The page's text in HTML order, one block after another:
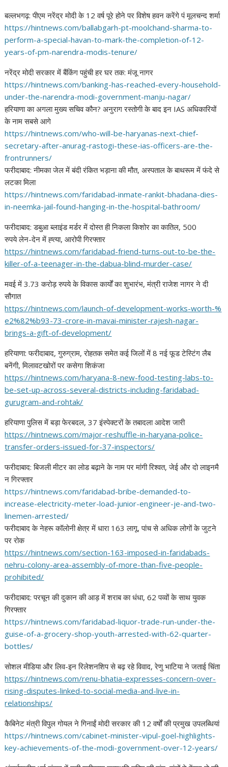
बल्लभगढ़: पीएम नरेंद्र मोदी के 12 वर्ष पूरे होने पर विशेष हवन करेंगे पं मूलचन्द शर्मा
https://hintnews.com/ballabgarh-pt-moolchand-sharma-to-
perform-a-special-havan-to-mark-the-completion-of-12-
years-of-pm-narendra-modis-tenure/
नरेंद्र मोदी सरकार में बैंकिंग पहुंची हर घर तक: मंजू नागर
https://hintnews.com/banking-has-reached-every-household-
under-the-narendra-modi-government-manju-nagar/
हरियाणा का अगला मुख्य सचिव कौन? अनुराग रस्तोगी के बाद इन IAS अधिकारियों
के नाम सबसे आगे
https://hintnews.com/who-will-be-haryanas-next-chief-
secretary-after-anurag-rastogi-these-ias-officers-are-the-
frontrunners/
फरीदाबाद: नीमका जेल में बंदी रंकित भड़ाना की मौत, अस्पताल के बाथरूम में फंदे से
लटका मिला
https://hintnews.com/faridabad-inmate-rankit-bhadana-dies-
in-neemka-jail-found-hanging-in-the-hospital-bathroom/
फरीदाबाद: डबुआ ब्लाइंड मर्डर में दोस्त ही निकला किशोर का कातिल, 500
रुपये लेन-देन में ह्त्या, आरोपी गिरफ्तार
https://hintnews.com/faridabad-friend-turns-out-to-be-the-
killer-of-a-teenager-in-the-dabua-blind-murder-case/
मवई में 3.73 करोड़ रुपये के विकास कार्यों का शुभारंभ, मंत्री राजेश नागर ने दी
सौगात
https://hintnews.com/launch-of-development-works-worth-%
e2%82%b93-73-crore-in-mavai-minister-rajesh-nagar-
brings-a-gift-of-development/
हरियाणा: फरीदाबाद, गुरुग्राम, रोहतक समेत कई जिलों में 8 नईफूड टेस्टिंग लैब
बनेंगी, मिलावटखोरों पर कसेगा शिकंजा
https://hintnews.com/haryana-8-new-food-testing-labs-to-
be-set-up-across-several-districts-including-faridabad-
gurugram-and-rohtak/
हरियाणा पुलिस में बड़ा फेरबदल, 37 इंस्पेक्टरों के तबादला आदेश जारी
https://hintnews.com/major-reshuffle-in-haryana-police-
transfer-orders-issued-for-37-inspectors/
फरीदाबाद: बिजली मीटर का लोड बढ़ाने के नाम पर मांगी रिश्वत, जेई और दो लाइनमै
न गिरफ्तार
https://hintnews.com/faridabad-bribe-demanded-to-
increase-electricity-meter-load-junior-engineer-je-and-two-
linemen-arrested/
फरीदाबाद के नेहरू कॉलोनी क्षेत्र में धारा 163 लागू, पांच से अधिक लोगों के जुटने
पर रोक
https://hintnews.com/section-163-imposed-in-faridabads-
nehru-colony-area-assembly-of-more-than-five-people-
prohibited/
फरीदाबाद: परचून की दुकान की आड़ में शराब का धंधा, 62 पव्वों के साथ युवक
गिरफ्तार
https://hintnews.com/faridabad-liquor-trade-run-under-the-
guise-of-a-grocery-shop-youth-arrested-with-62-quarter-
bottles/
सोशल मीडिया और लिव-इन रिलेशनशिप से बढ़ रहे विवाद, रेणु भाटिया ने जताई चिंता
https://hintnews.com/renu-bhatia-expresses-concern-over-
rising-disputes-linked-to-social-media-and-live-in-
relationships/
कैबिनेट मंत्री विपुल गोयल ने गिनाईं मोदी सरकार की 12 वर्षों की प्रमुख उपलब्धियां
https://hintnews.com/cabinet-minister-vipul-goel-highlights-
key-achievements-of-the-modi-government-over-12-years/